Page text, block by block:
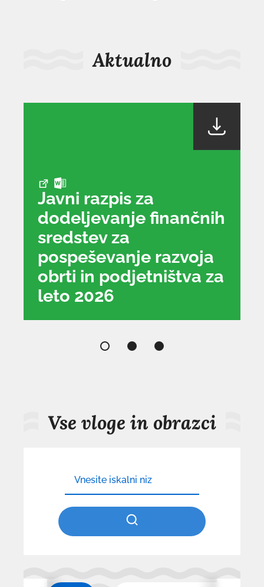
Aktualno
Javni razpis za
dodeljevanje finančnih
sredstev za
pospeševanje razvoja
obrti in podjetništva za
leto 2026
Vse vloge in obrazci